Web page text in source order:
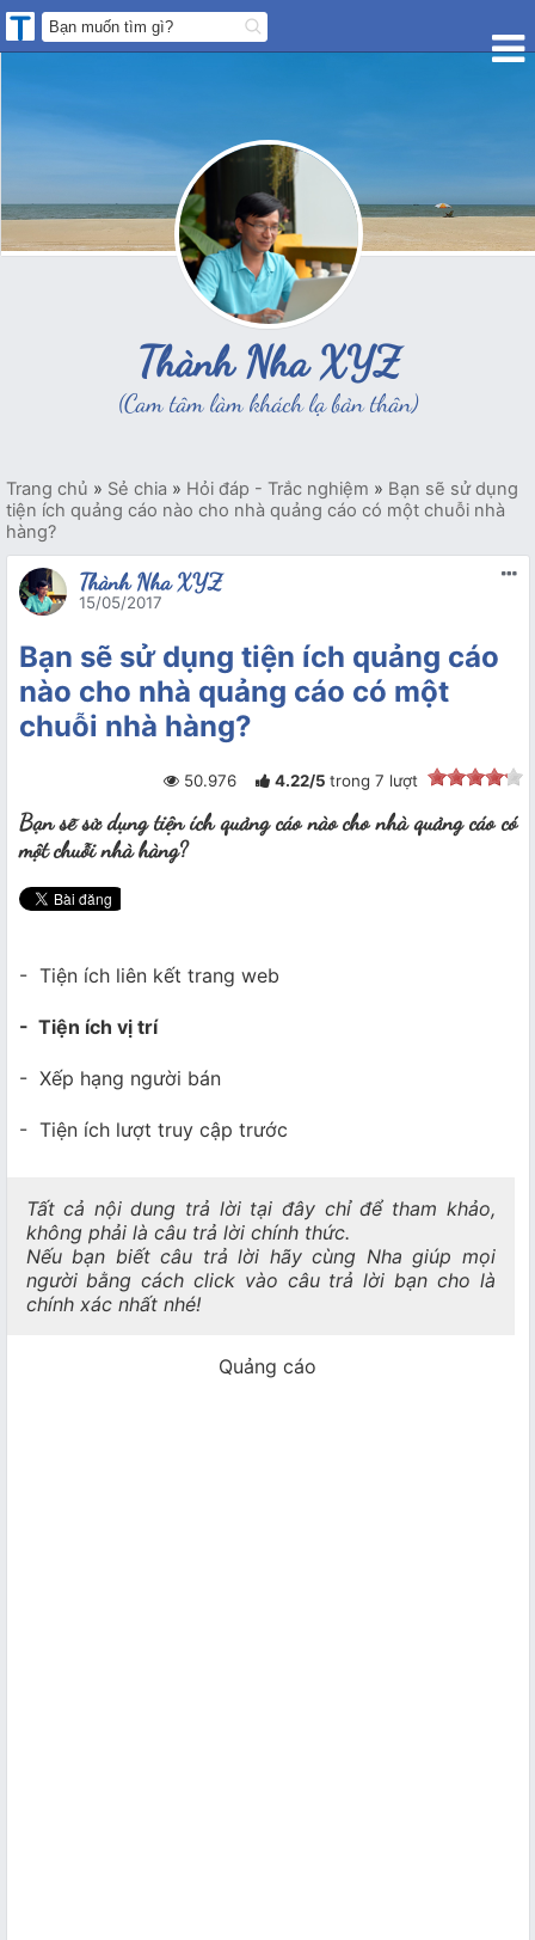
Thành Nha XYZ
(Cam tâm làm khách lạ bản thân)
Trang chủ » Sẻ chia » Hỏi đáp - Trắc nghiệm » Bạn sẽ sử dụng
tiện ích quảng cáo nào cho nhà quảng cáo có một chuỗi nhà
hàng?
Thành Nha XYZ
15/05/2017
Bạn sẽ sử dụng tiện ích quảng cáo
nào cho nhà quảng cáo có một
chuỗi nhà hàng?
50.976 4.22/5 trong 7 lượt
Bạn sẽ sử dụng tiện ích quảng cáo nào cho nhà quảng cáo có
một chuỗi nhà hàng?
- Tiện ích liên kết trang web
- Tiện ích vị trí
- Xếp hạng người bán
- Tiện ích lượt truy cập trước
Tất cả nội dung trả lời tại đây chỉ để tham khảo,
không phải là câu trả lời chính thức.
Nếu bạn biết câu trả lời hãy cùng Nha giúp mọi
người bằng cách click vào câu trả lời bạn cho là
chính xác nhất nhé!
Quảng cáo